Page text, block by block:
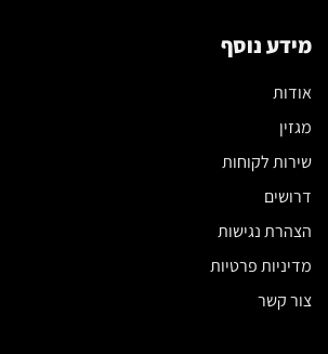
מידע נוסף
אודות
מגזין
שירות לקוחות
דרושים
הצהרת נגישות
מדיניות פרטיות
צור קשר